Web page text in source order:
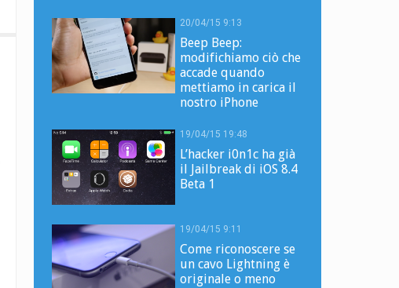
20/04/15 9:13
Beep Beep:
modifichiamo ciò che
accade quando
mettiamo in carica il
nostro iPhone
19/04/15 19:48
L’hacker i0n1c ha già
il Jailbreak di iOS 8.4
Beta 1
19/04/15 9:11
Come riconoscere se
un cavo Lightning è
originale o meno